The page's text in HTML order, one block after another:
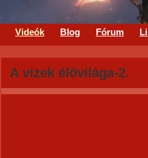
Videók Blog Fórum
A vizek élővilága-2.